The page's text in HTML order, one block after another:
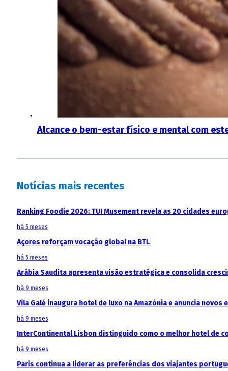
Alcance o bem-estar físico e mental com
Notícias mais recentes
Ranking Foodie 2026: TUI Musement revela as 20 cidades
há 5 meses
Açores reforçam vocação global na BTL
há 5 meses
Arábia Saudita apresenta visão estratégica e consolida
há 9 meses
Vila Galé inaugura hotel de luxo na Amazónia e anuncia
há 9 meses
InterContinental Lisbon distinguido como o melhor hotel de
há 9 meses
Paris continua a liderar as preferências dos viajantes